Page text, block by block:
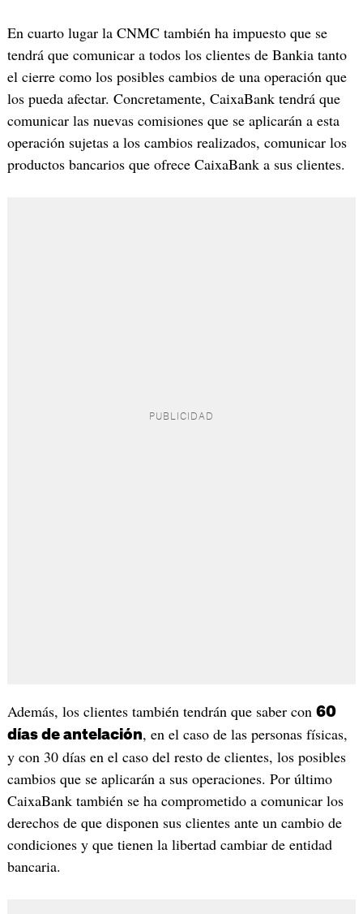
En cuarto lugar la CNMC también ha impuesto que se
tendrá que comunicar a todos los clientes de Bankia tanto
el cierre como los posibles cambios de una operación que
los pueda afectar. Concretamente, CaixaBank tendrá que
comunicar las nuevas comisiones que se aplicarán a esta
operación sujetas a los cambios realizados, comunicar los
productos bancarios que ofrece CaixaBank a sus clientes.
Además, los clientes también tendrán que saber con 60
días de antelación, en el caso de las personas físicas,
y con 30 días en el caso del resto de clientes, los posibles
cambios que se aplicarán a sus operaciones. Por último
CaixaBank también se ha comprometido a comunicar los
derechos de que disponen sus clientes ante un cambio de
condiciones y que tienen la libertad cambiar de entidad
bancaria.